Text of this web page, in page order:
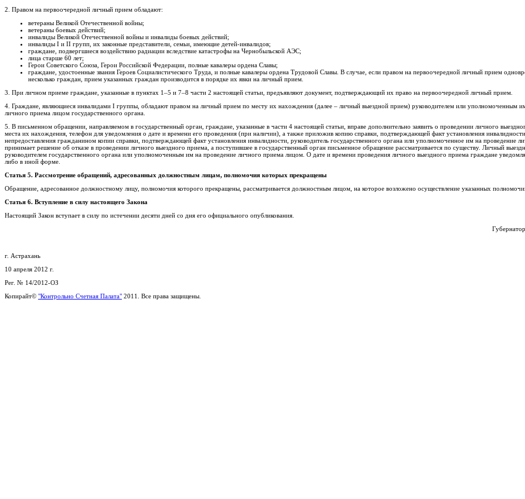
2. Правом на первоочередной личный прием обладают:
ветераны Великой Отечественной войны;
ветераны боевых действий;
инвалиды Великой Отечественной войны и инвалиды боевых действий;
инвалиды I и II групп, их законные представители, семьи, имеющие детей-инвалидов;
граждане, подвергшиеся воздействию радиации вследствие катастрофы на Чернобыльской АЭС;
лица старше 60 лет;
Герои Советского Союза, Герои Российской Федерации, полные кавалеры ордена Славы;
граждане, удостоенные звания Героев Социалистического Труда, и полные кавалеры ордена Трудовой Славы. В случае, если правом на первоочередной личный прием
несколько граждан, прием указанных граждан производится в порядке их явки на личный прием.
3. При личном приеме граждане, указанные в пунктах 1–5 и 7–8 части 2 настоящей статьи, предъявляют документ, подтверждающий их право на первоочередной личный прием.
4. Граждане, являющиеся инвалидами I группы, обладают правом на личный прием по месту их нахождения (далее – личный выездной прием) руководителем или уполномоченным
личного приема лицом государственного органа.
5. В письменном обращении, направляемом в государственный орган, граждане, указанные в части 4 настоящей статьи, вправе дополнительно заявить о проведении личного
места их нахождения, телефон для уведомления о дате и времени его проведения (при наличии), а также приложив копию справки, подтверждающей факт установления
непредоставления гражданином копии справки, подтверждающей факт установления инвалидности, руководитель государственного органа или уполномоченное им на проведение
принимает решение об отказе в проведении личного выездного приема, а поступившее в государственный орган письменное обращение рассматривается по существу. Личный
руководителем государственного органа или уполномоченным им на проведение личного приема лицом. О дате и времени проведения личного выездного приема граждане
либо в иной форме.
Статья 5. Рассмотрение обращений, адресованных должностным лицам, полномочия которых прекращены
Обращение, адресованное должностному лицу, полномочия которого прекращены, рассматривается должностным лицом, на которое возложено осуществление указанных
Статья 6. Вступление в силу настоящего Закона
Настоящий Закон вступает в силу по истечении десяти дней со дня его официального опубликования.
г. Астрахань
10 апреля 2012 г.
Рег. № 14/2012-ОЗ
Копирайт© "Контрольно Счетная Палата" 2011. Все права защищены.